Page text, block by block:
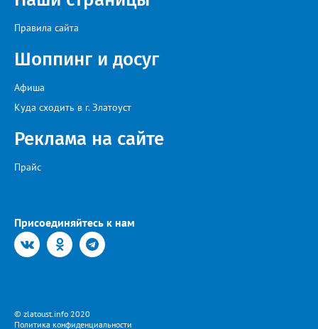
Правила сайта
Шоппинг и досуг
Афиша
Куда сходить в г. Златоуст
Реклама на сайте
Прайс
Присоединяйтесь к нам
© zlatoust.info 2020
Политика конфиденциальности